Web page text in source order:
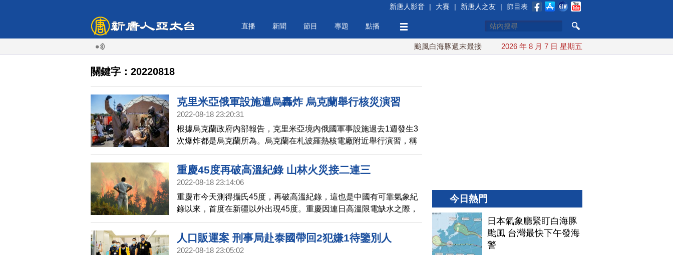
新唐人影音 | 大賽 | 新唐人之友 | 節目表
直播 新聞 節目 專題 點播
颱風白海豚週末最接近台灣 最快9日可能登陸中國 台灣漢光首結合城鎮演習 AIT
2026 年 8 月 7 日 星期五
關鍵字：20220818
克里米亞俄軍設施遭烏轟炸 烏克蘭舉行核災演習
2022-08-18 23:20:31
根據烏克蘭政府內部報告，克里米亞境內俄國軍事設施過去1週發生3
次爆炸都是烏克蘭所為。烏克蘭在札波羅熱核電廠附近舉行演習，稱
要為「所有情況」做好準備。
重慶45度再破高溫紀錄 山林火災接二連三
2022-08-18 23:14:06
重慶市今天測得攝氏45度，再破高溫紀錄，這也是中國有可靠氣象紀
錄以來，首度在新疆以外出現45度。重慶因連日高溫限電缺水之際，
這兩天還頻傳山林火災；沙坪壩東部城區因疫情封區。
人口販運案 刑事局赴泰國帶回2犯嫌1待鑒別人
2022-08-18 23:05:02
今日熱門
日本氣象廳緊盯白海豚
颱風 台灣最快下午發海
警